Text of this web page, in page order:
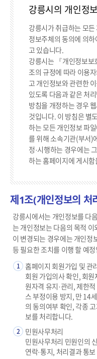
강릉시의 개인정
강릉시가 취급하는 모
정보주체의 동의에 의하
고 있습니다.
강릉시는 『개인정보
조의 규정에 따라 이용
고 개인정보와 관련한
있도록 다음과 같은 처
방침을 개정하는 경우
것입니다. 이 방침은 별
하는 모든 개인정보 파
를 위해 소속기관(부서)
정·시행하는 경우에는
하는 홈페이지에 게시
제1조(개인정보의 처
강릉시에서는 개인정보를 다
는 개인정보는 다음의 목적
이 변경되는 경우에는 개인정
등 필요한 조치를 이행 할 예
1
홈페이지 회원가입 및 관
회원 가입의사 확인, 회
원자격 유지·관리, 제한
스 부정이용 방지, 만 14
의 동의여부 확인, 각종
보를 처리합니다.
2
민원사무처리
민원사무처리 민원인의
연락·통지, 처리결과 통